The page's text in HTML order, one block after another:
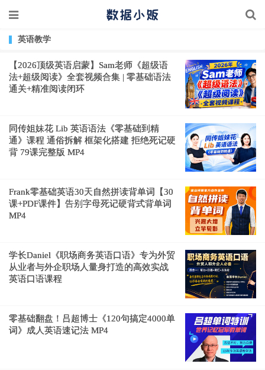
英语教学
【2026顶级英语启蒙】Sam老师《超级语
法+超级阅读》全套视频合集 | 零基础语法
通关+精准阅读闭环
同传姐妹花 Lib 英语语法《零基础到精
通》课程 通俗拆解 框架化搭建 拒绝死记硬
背 79课完整版 MP4
Frank零基础英语30天自然拼读背单词【30
课+PDF课件】告别字母死记硬背式背单词
MP4
学长Daniel《职场商务英语口语》专为外贸
从业者与外企职场人量身打造的高效实战
英语口语课程
零基础翻盘！吕超博士《120句搞定4000单
词》成人英语速记法 MP4